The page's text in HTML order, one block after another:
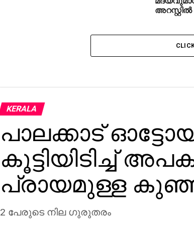
അറസ്റ്റിൽ
KERALA
പാലക്കാട്
കൂട്ടിയിടിച്ച്
പ്രായമുള്ള കുഞ്ഞ്
2 പേരുടെ നില ഗുരുതരം